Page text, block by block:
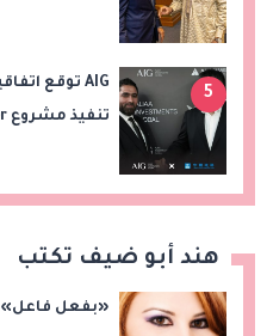
5
هند أبو ضيف تكتب
«بفعل فاعل»